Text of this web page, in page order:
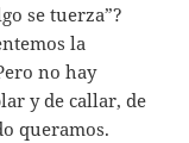
se tuerza”?
la
no hay
y de callar, de
queramos.